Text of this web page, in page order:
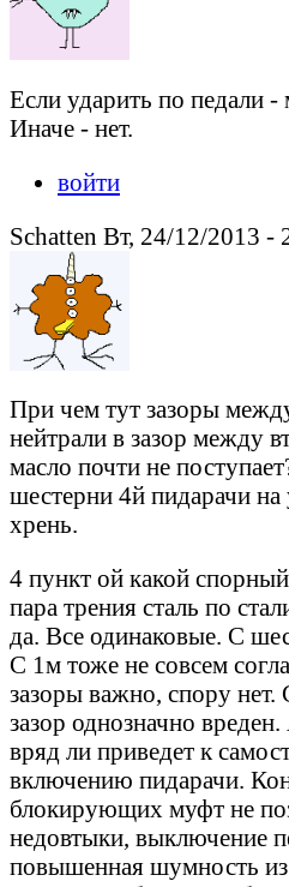
Если ударить по педали
Иначе - нет.
войти
Schatten Вт, 24/12/2013 -
При чем тут зазоры
нейтрали в зазор между
масло почти не
шестерни 4й пидарачи на
хрень.
4 пункт ой какой
пара трения сталь по
да. Все одинаковые. С
С 1м тоже не совсем
зазоры важно, спору
зазор однозначно
вряд ли приведет к
включению пидарачи.
блокирующих муфт не
недовтыки, выключение
повышенная шумность из